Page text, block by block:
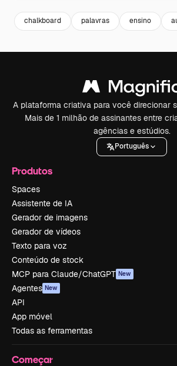
chalkboard palavras ensino
A plataforma criativa para você direcionar
Mais de 1 milhão de assinantes entre
agências e estúdios.
Português
Produtos
Spaces
Assistente de IA
Gerador de imagens
Gerador de vídeos
Texto para voz
Conteúdo de stock
MCP para Claude/ChatGPT New
Agentes New
API
App móvel
Todas as ferramentas
Começar